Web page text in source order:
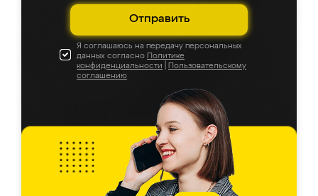
Отправить
Я соглашаюсь на передачу персональных
данных согласно Политике
конфиденциальности
Пользовательскому
соглашению